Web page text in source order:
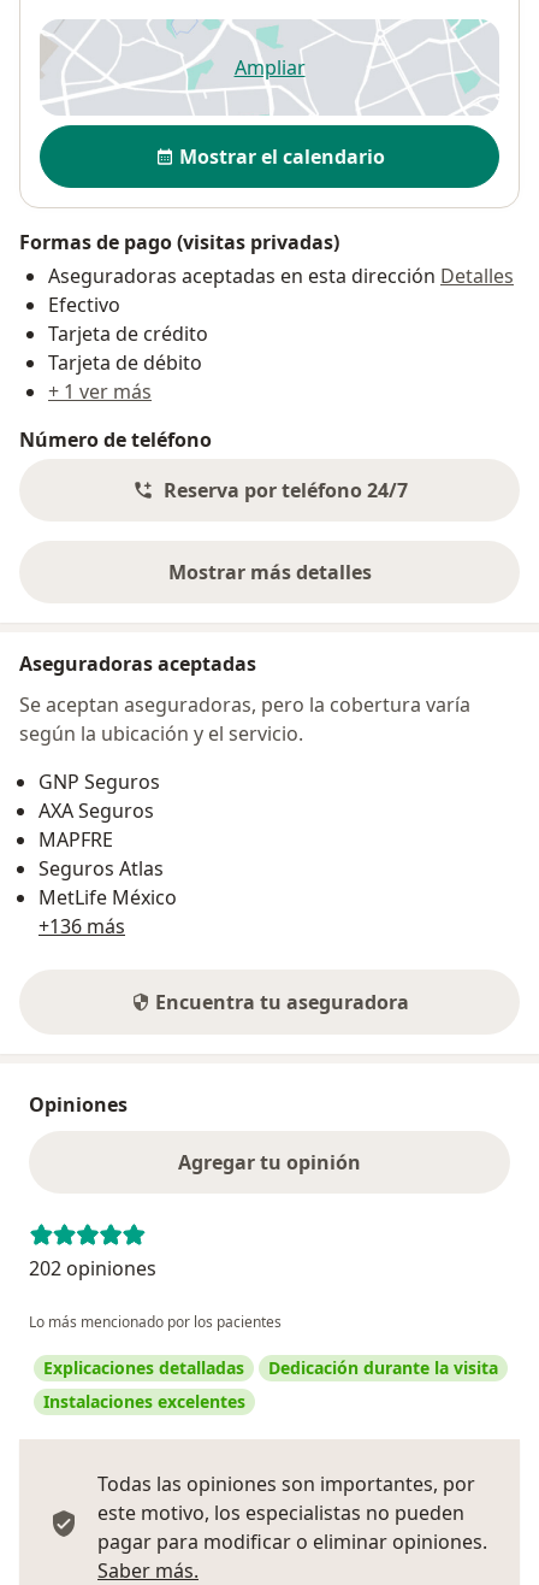
Ampliarse abre en una nueva
Disponibilidad
Mostrar el calendario
Formas de pago (visitas privadas)
Aseguradoras aceptadas en esta dirección Detalles
Efectivo
Tarjeta de crédito
Tarjeta de débito
+ 1 ver más
Número de teléfono
Reserva por teléfono 24/7
Mostrar más detalles
sobre la dirección
Aseguradoras aceptadas
Se aceptan aseguradoras, pero la cobertura varía
según la ubicación y el servicio.
GNP Seguros
AXA Seguros
MAPFRE
Seguros Atlas
MetLife México
+136 más
Encuentra tu aseguradora
Opiniones
Agregar tu opinión
202 opiniones
Lo más mencionado por los pacientes
Explicaciones detalladas
Dedicación durante la visita
Instalaciones excelentes
Todas las opiniones son importantes, por
este motivo, los especialistas no pueden
pagar para modificar o eliminar opiniones.
Saber más.